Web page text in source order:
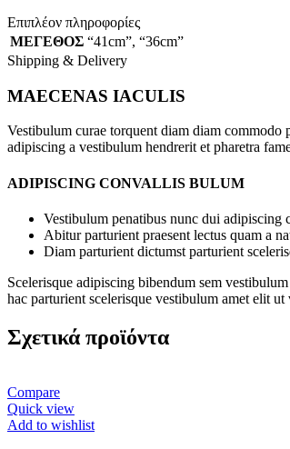
Επιπλέον πληροφορίες
ΜΕΓΕΘΟΣ “41cm”, “36cm”
Shipping & Delivery
MAECENAS IACULIS
Vestibulum curae torquent diam diam commodo
adipiscing a vestibulum hendrerit et pharetra
ADIPISCING CONVALLIS BULUM
Vestibulum penatibus nunc dui adipiscing
Abitur parturient praesent lectus quam a
Diam parturient dictumst parturient
Scelerisque adipiscing bibendum sem
hac parturient scelerisque vestibulum amet elit ut
Σχετικά προϊόντα
Compare
Quick view
Add to wishlist